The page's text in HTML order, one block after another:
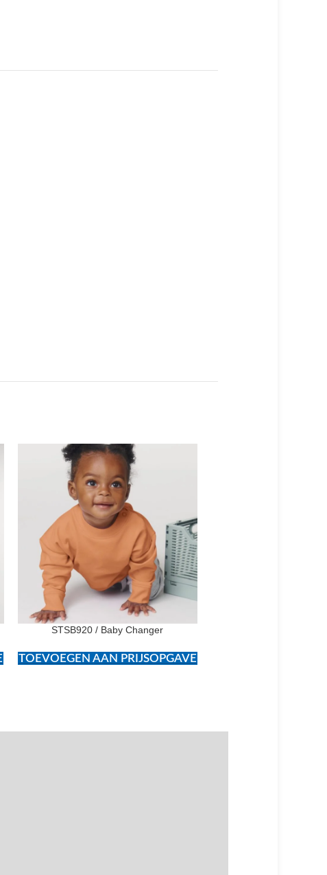
STSB920 / Baby Changer
TOEVOEGEN AAN PRIJSOPGAVE